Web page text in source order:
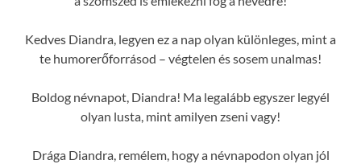
Kedves Diandra, legyen ez a nap olyan különleges, mint a
te humorerőforrásod – végtelen és sosem unalmas!
Boldog névnapot, Diandra! Ma legalább egyszer legyél
olyan lusta, mint amilyen zseni vagy!
Drága Diandra, remélem, hogy a névnapodon olyan jól